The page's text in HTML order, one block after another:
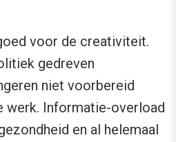
voor de creativiteit.
gedreven
niet voorbereid
werk. Informatie-overload
en al helemaal